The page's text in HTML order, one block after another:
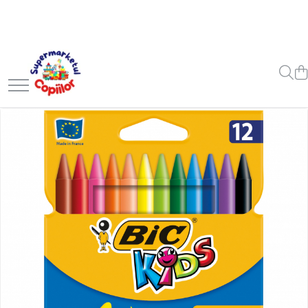
Casa, Gradina & Bricolaj
Decoratiuni
Accesorii pentru petrecere
Mobila gradina & terasa
Gaming, Carti & Birotica
Carti pentru copii
Activitati extracurriculare
Povesti pentru copii
Carti de Povesti pentru Copii
Rechizite si papetarie pentru